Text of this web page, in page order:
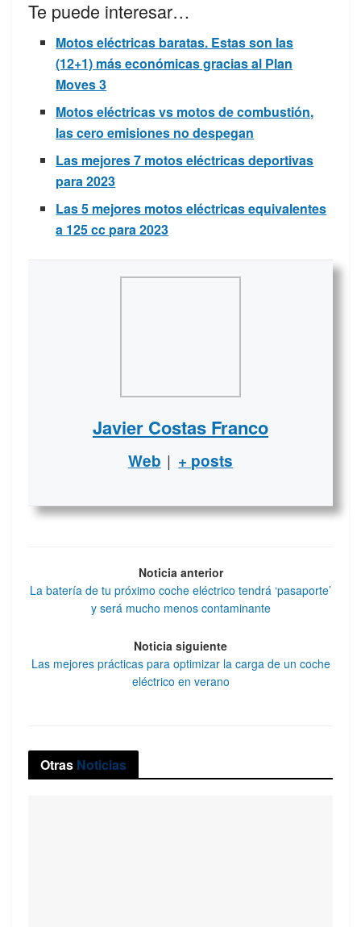
Te puede interesar…
Motos eléctricas baratas. Estas son las
(12+1) más económicas gracias al Plan
Moves 3
Motos eléctricas vs motos de combustión,
las cero emisiones no despegan
Las mejores 7 motos eléctricas deportivas
para 2023
Las 5 mejores motos eléctricas equivalentes
a 125 cc para 2023
Javier Costas Franco
Web | + posts
Noticia anterior
La batería de tu próximo coche eléctrico tendrá ‘pasaporte’
y será mucho menos contaminante
Noticia siguiente
Las mejores prácticas para optimizar la carga de un coche
eléctrico en verano
Otras Noticias